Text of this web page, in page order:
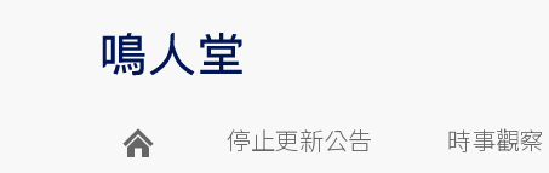
停止更新公告 時事觀察